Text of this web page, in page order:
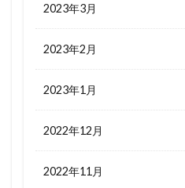
2023年3月
2023年2月
2023年1月
2022年12月
2022年11月